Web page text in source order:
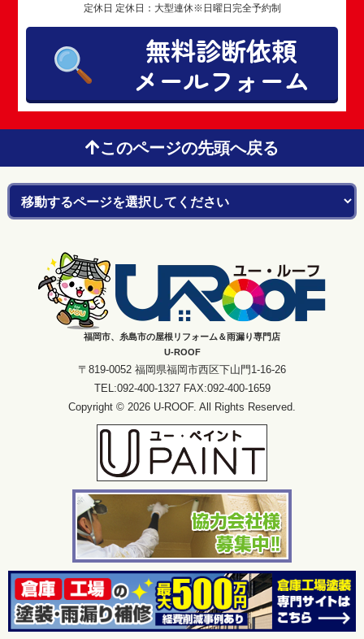
定休日 定休日：大型連休※日曜日完全予約制
無料診断依頼
メールフォーム
このページの先頭へ戻る
福岡市、糸島市の屋根リフォーム＆雨漏り専門店
U-ROOF
〒819-0052 福岡県福岡市西区下山門1-16-26
TEL:092-400-1327 FAX:092-400-1659
Copyright © 2026 U-ROOF. All Rights Reserved.